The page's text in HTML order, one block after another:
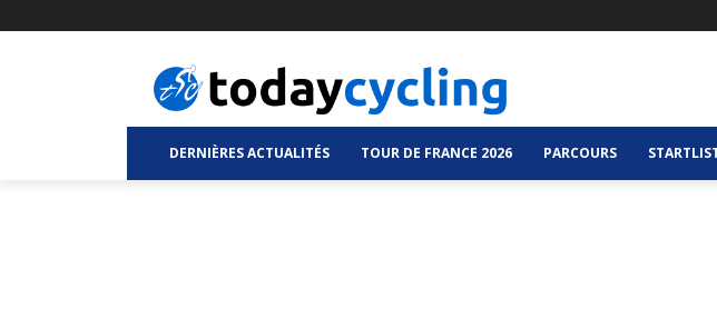
DERNIÈRES ACTUALITÉS TOUR DE FRANCE 2026 PARCOURS